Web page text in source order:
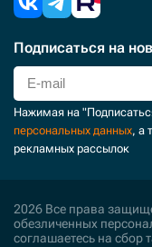
Подписаться на
Нажимая на
персональных данных, а
рекламных рассылок
2026 Все права
обезличенных
соглашаетесь на сбор